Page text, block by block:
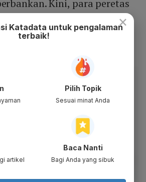
Kini, para peretas
menggunakan
mengelabui pengguna.
×
Katadata untuk pengalaman
terbaik!
Pilih Topik
Sesuai minat Anda
artikel
Baca Nanti
Bagi Anda yang sibuk